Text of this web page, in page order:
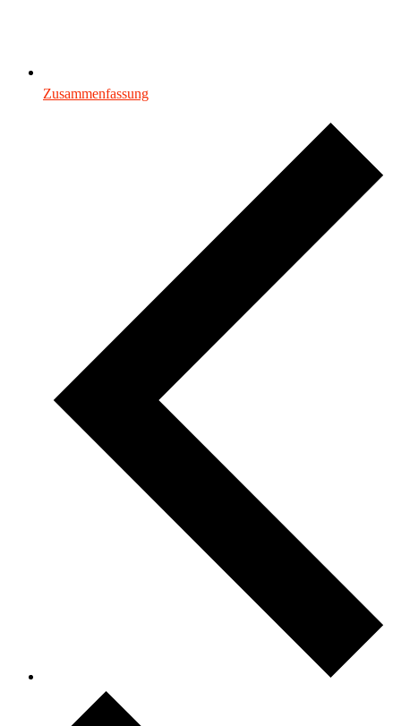
Zusammenfassung